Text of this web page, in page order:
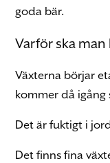
goda bär.
Varför ska
Växterna börjar
kommer då igång
Det är fuktigt i
Det finns fina